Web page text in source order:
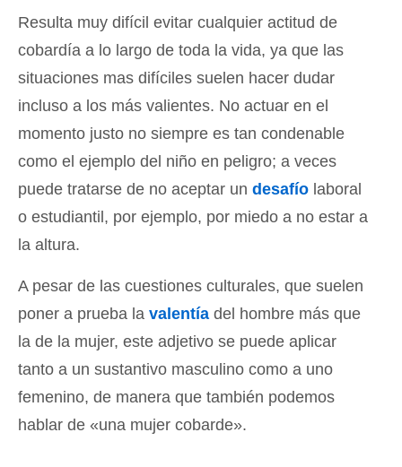
Resulta muy difícil evitar cualquier actitud de
cobardía a lo largo de toda la vida, ya que las
situaciones mas difíciles suelen hacer dudar
incluso a los más valientes. No actuar en el
momento justo no siempre es tan condenable
como el ejemplo del niño en peligro; a veces
puede tratarse de no aceptar un desafío laboral
o estudiantil, por ejemplo, por miedo a no estar a
la altura.
A pesar de las cuestiones culturales, que suelen
poner a prueba la valentía del hombre más que
la de la mujer, este adjetivo se puede aplicar
tanto a un sustantivo masculino como a uno
femenino, de manera que también podemos
hablar de «una mujer cobarde».